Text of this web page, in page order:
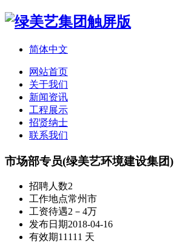
简体中文
网站首页
关于我们
新闻资讯
工程展示
招贤纳士
联系我们
市场部专员(绿美艺环境建设集团)
招聘人数2
工作地点常州市
工资待遇2－4万
发布日期2018-04-16
有效期11111 天